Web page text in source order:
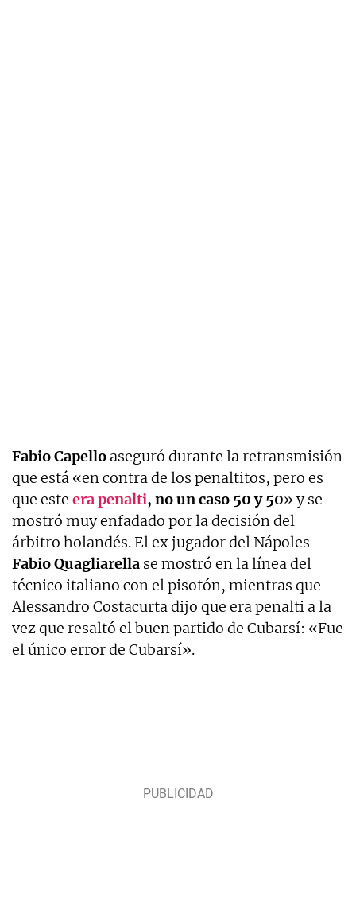
Fabio Capello aseguró durante la retransmisión
que está «en contra de los penaltitos, pero es
que este era penalti, no un caso 50 y 50» y se
mostró muy enfadado por la decisión del
árbitro holandés. El ex jugador del Nápoles
Fabio Quagliarella se mostró en la línea del
técnico italiano con el pisotón, mientras que
Alessandro Costacurta dijo que era penalti a la
vez que resaltó el buen partido de Cubarsí: «Fue
el único error de Cubarsí».